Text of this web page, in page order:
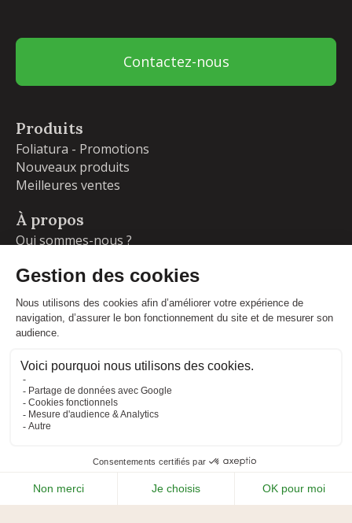
Contactez-nous
Produits
Foliatura - Promotions
Nouveaux produits
Meilleures ventes
À propos
Qui sommes-nous ?
Livraisons et retours
Blog
Votre compte
Commandes
Adresses
CONDITIONS GÉNÉRALES DE VENTE
POLITIQUE DE CONFIDENTIALITÉ
PLAN DU SITE